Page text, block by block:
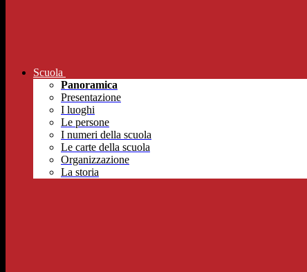
Scuola
Panoramica
Presentazione
I luoghi
Le persone
I numeri della scuola
Le carte della scuola
Organizzazione
La storia